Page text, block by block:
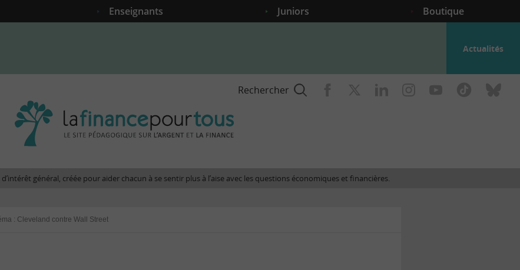
Enseignants Juniors Boutique
Actualités
Rechercher
finance
site
général, créée pour aider chacun à se sentir plus à l’aise avec les questions économiques et financières.
: Cleveland contre Wall Street